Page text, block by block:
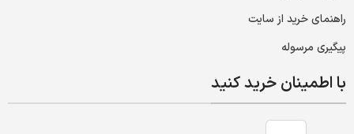
راهنمای خرید از سایت
پیگیری مرسوله
با اطمینان خرید کنید